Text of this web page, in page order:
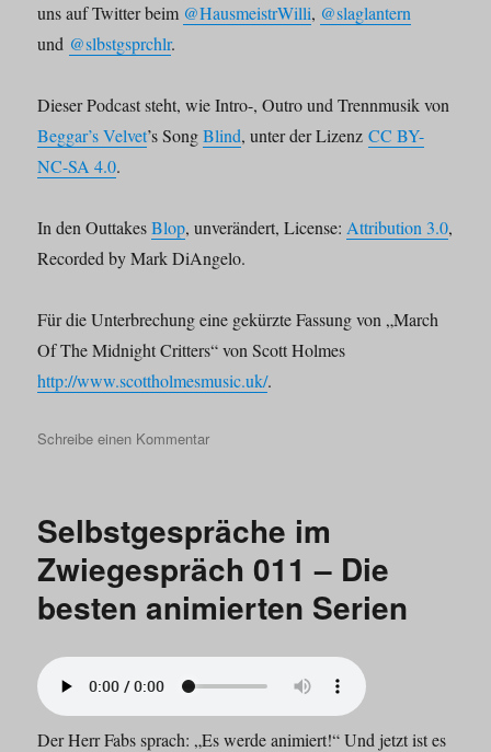
uns auf Twitter beim @HausmeistrWilli, @slaglantern
und @slbstgsprchlr.
Dieser Podcast steht, wie Intro-, Outro und Trennmusik von
Beggar’s Velvet’s SongBlind, unter der LizenzCC BY-
NC-SA 4.0.
In den OuttakesBlop, unverändert, License: Attribution 3.0,
Recorded by Mark DiAngelo.
Für die Unterbrechung eine gekürzte Fassung von „March
Of The Midnight Critters“ von Scott Holmes
http://www.scottholmesmusic.uk/.
Schreibe einen Kommentarzu
018
Das
Beste/Liebste
aus
von
DC
–
Selbstgespräche im
Zwiegespräch 011 – Die
besten animierten Serien
Der Herr Fabs sprach: „Es werde animiert!“ Und jetzt ist es